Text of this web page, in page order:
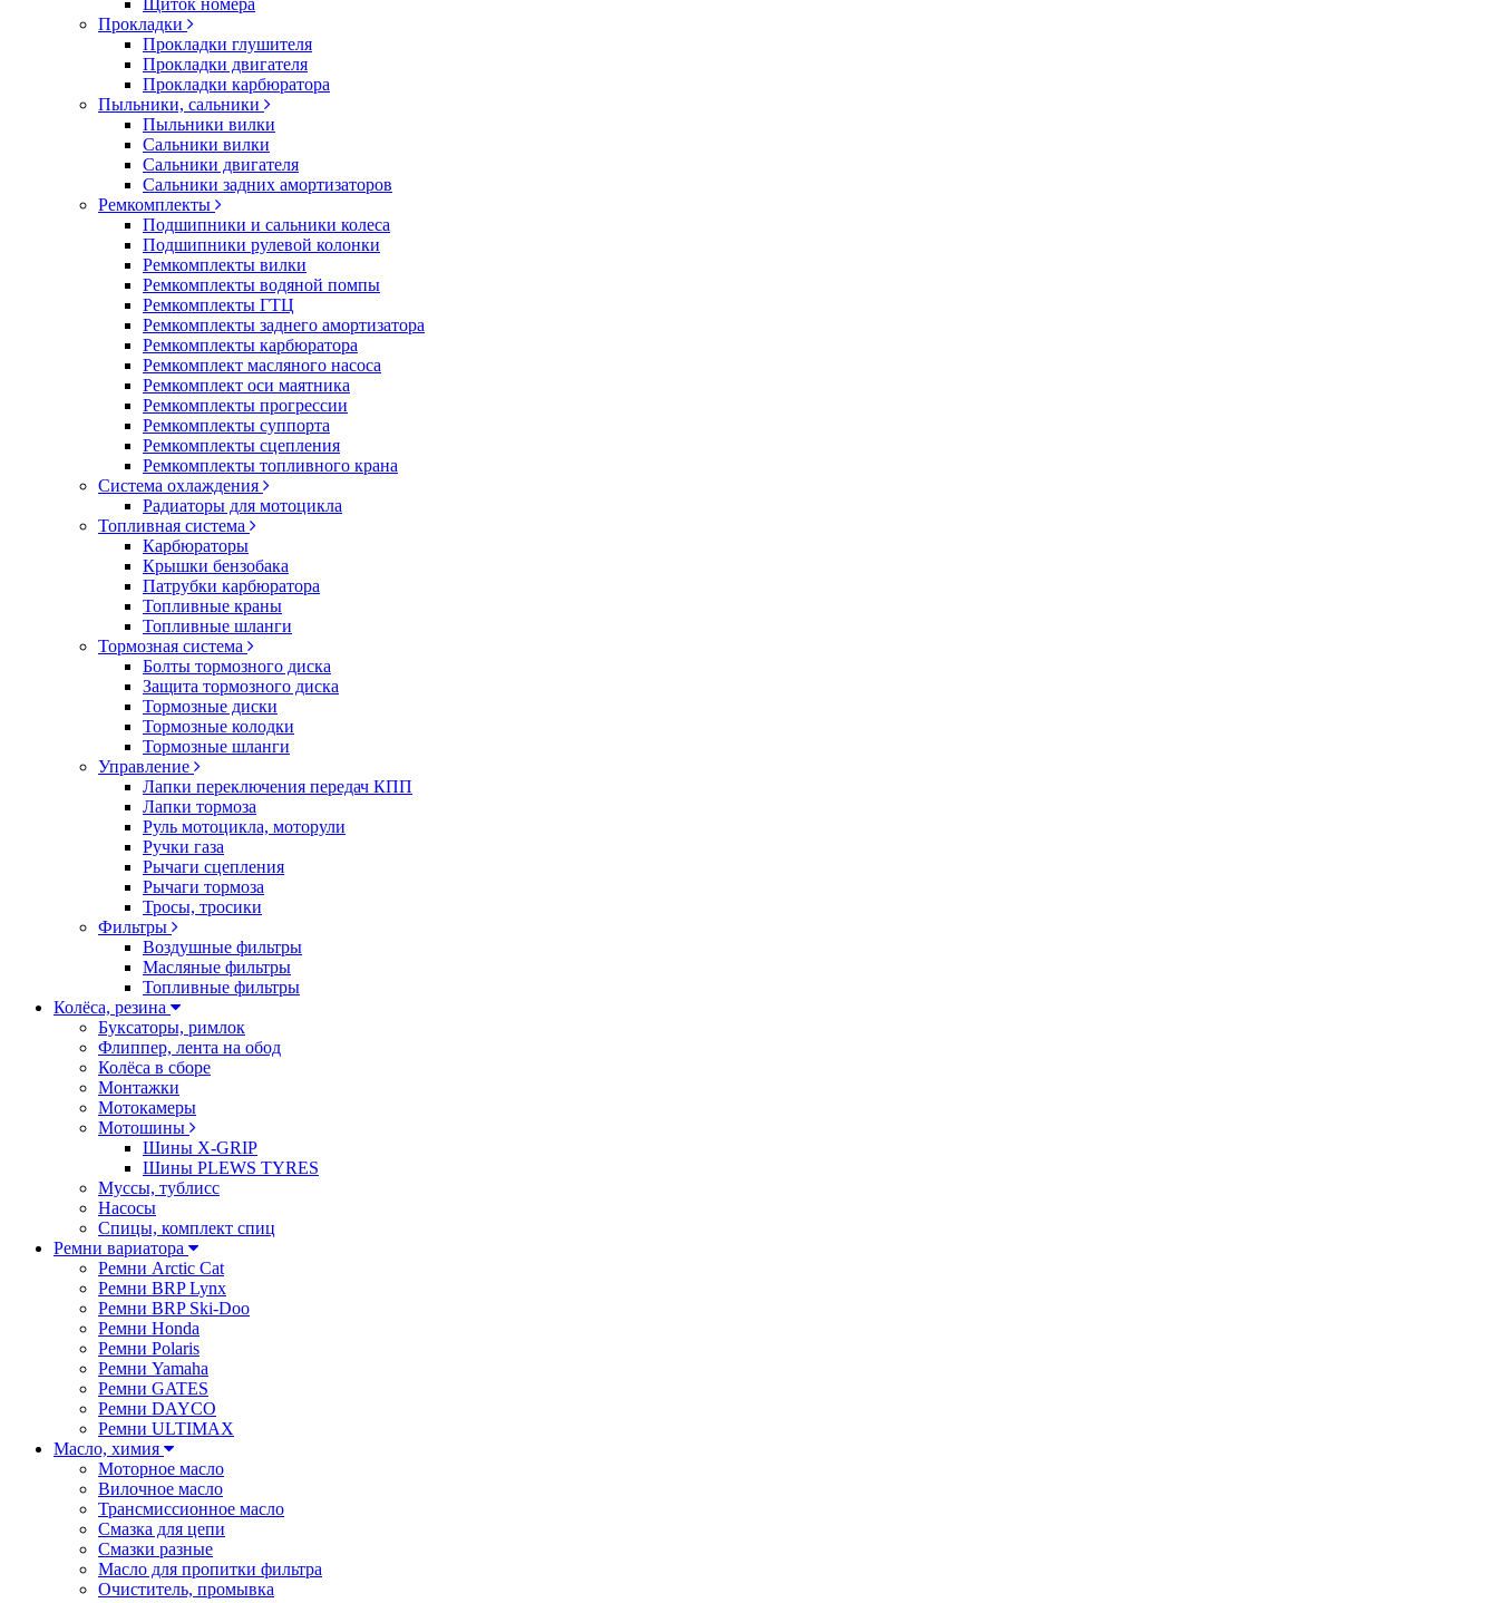
Щиток номера
Прокладки
Прокладки глушителя
Прокладки двигателя
Прокладки карбюратора
Пыльники, сальники
Пыльники вилки
Сальники вилки
Сальники двигателя
Сальники задних амортизаторов
Ремкомплекты
Подшипники и сальники колеса
Подшипники рулевой колонки
Ремкомплекты вилки
Ремкомплекты водяной помпы
Ремкомплекты ГТЦ
Ремкомплекты заднего амортизатора
Ремкомплекты карбюратора
Ремкомплект масляного насоса
Ремкомплект оси маятника
Ремкомплекты прогрессии
Ремкомплекты суппорта
Ремкомплекты сцепления
Ремкомплекты топливного крана
Система охлаждения
Радиаторы для мотоцикла
Топливная система
Карбюраторы
Крышки бензобака
Патрубки карбюратора
Топливные краны
Топливные шланги
Тормозная система
Болты тормозного диска
Защита тормозного диска
Тормозные диски
Тормозные колодки
Тормозные шланги
Управление
Лапки переключения передач КПП
Лапки тормоза
Руль мотоцикла, моторули
Ручки газа
Рычаги сцепления
Рычаги тормоза
Тросы, тросики
Фильтры
Воздушные фильтры
Масляные фильтры
Топливные фильтры
Колёса, резина
Буксаторы, римлок
Флиппер, лента на обод
Колёса в сборе
Монтажки
Мотокамеры
Мотошины
Шины X-GRIP
Шины PLEWS TYRES
Муссы, тублисс
Насосы
Спицы, комплект спиц
Ремни вариатора
Ремни Arctic Cat
Ремни BRP Lynx
Ремни BRP Ski-Doo
Ремни Honda
Ремни Polaris
Ремни Yamaha
Ремни GATES
Ремни DAYCO
Ремни ULTIMAX
Масло, химия
Моторное масло
Вилочное масло
Трансмиссионное масло
Смазка для цепи
Смазки разные
Масло для пропитки фильтра
Очиститель, промывка